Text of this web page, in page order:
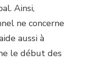
Ainsi,
ne concerne
aussi à
le début des